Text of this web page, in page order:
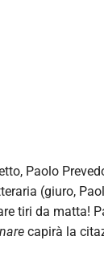
Paolo
(giuro,
tiri da matta!
capirà la